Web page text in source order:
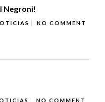
Negroni!
NO COMMENT
NO COMMENT